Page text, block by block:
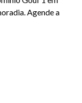
Agende a